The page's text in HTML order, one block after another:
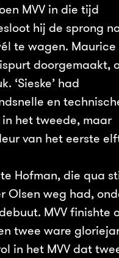
MVV in die tijd
hij de sprong
te wagen. Maurice
doorgemaakt,
‘Sieske’ had
en
het tweede, maar
van het eerste
Hofman, die qua
Olsen weg had,
MVV finishte
twee ware
in het MVV dat